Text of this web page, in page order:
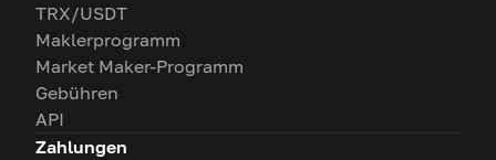
TRX/USDT
Maklerprogramm
Market Maker-Programm
Gebühren
API
Zahlungen